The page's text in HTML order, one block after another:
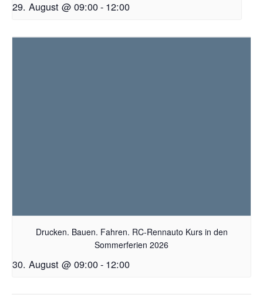
29. August @ 09:00- 12:00
Drucken. Bauen. Fahren. RC-Rennauto Kurs in den
Sommerferien 2026
30. August @ 09:00- 12:00